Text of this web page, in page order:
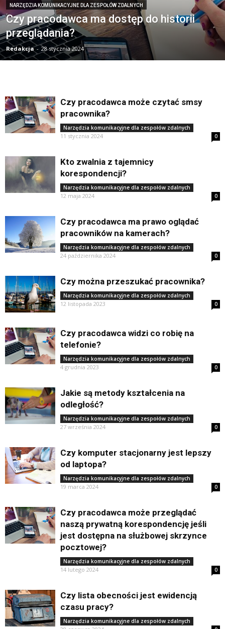
NARZĘDZIA KOMUNIKACYJNE DLA ZESPOŁÓW ZDALNYCH
Czy pracodawca ma dostęp do historii
przeglądania?
Redakcja - 28 stycznia 2024
Czy pracodawca może czytać smsy
pracownika?
Narzędzia komunikacyjne dla zespołów zdalnych
11 stycznia 2024 0
Kto zwalnia z tajemnicy
korespondencji?
Narzędzia komunikacyjne dla zespołów zdalnych
12 maja 2024 0
Czy pracodawca ma prawo oglądać
pracowników na kamerach?
Narzędzia komunikacyjne dla zespołów zdalnych
24 października 2024 0
Czy można przeszukać pracownika?
Narzędzia komunikacyjne dla zespołów zdalnych
12 listopada 2023 0
Czy pracodawca widzi co robię na
telefonie?
Narzędzia komunikacyjne dla zespołów zdalnych
4 grudnia 2023 0
Jakie są metody kształcenia na
odległość?
Narzędzia komunikacyjne dla zespołów zdalnych
27 września 2024 0
Czy komputer stacjonarny jest lepszy
od laptopa?
Narzędzia komunikacyjne dla zespołów zdalnych
19 marca 2024 0
Czy pracodawca może przeglądać
naszą prywatną korespondencję jeśli
jest dostępna na służbowej skrzynce
pocztowej?
Narzędzia komunikacyjne dla zespołów zdalnych
14 lutego 2024 0
Czy lista obecności jest ewidencją
czasu pracy?
Narzędzia komunikacyjne dla zespołów zdalnych